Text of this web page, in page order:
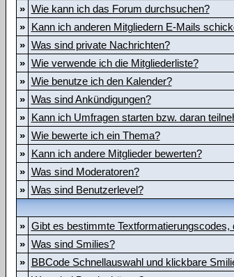
» Wie kann ich das Forum durchsuchen?
»
Kann ich anderen Mitgliedern E-Mails
» Was sind private Nachrichten?
» Wie verwende ich die Mitgliederliste?
» Wie benutze ich den Kalender?
» Was sind Ankündigungen?
»
Kann ich Umfragen starten bzw. daran
» Wie bewerte ich ein Thema?
»
Kann ich andere Mitglieder bewerten?
» Was sind Moderatoren?
» Was sind Benutzerlevel?
» Gibt es bestimmte
» Was sind Smilies?
»
BBCode Schnellauswahl und klickbare